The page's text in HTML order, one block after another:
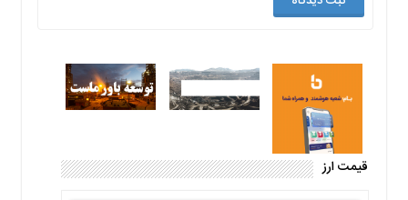
قیمت ارز